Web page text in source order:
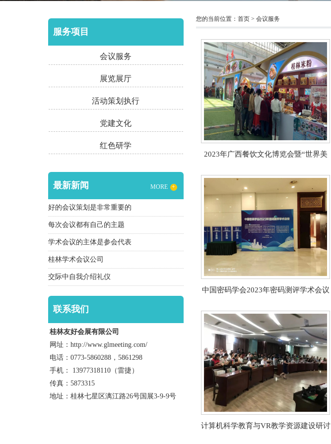
服务项目
会议服务
展览展厅
活动策划执行
党建文化
红色研学
最新新闻 MORE +
好的会议策划是非常重要的
每次会议都有自己的主题
学术会议的主体是参会代表
桂林学术会议公司
交际中自我介绍礼仪
联系我们
桂林友好会展有限公司
网址：http://www.glmeeting.com/
电话：0773-5860288，5861298
手机： 13977318110（雷捷）
传真：5873315
地址：桂林七星区漓江路26号国展3-9-9号
您的当前位置： 首页> 会议服务
2023年广西餐饮文化博览会暨“世界美
中国密码学会2023年密码测评学术会议
计算机科学教育与VR教学资源建设研讨